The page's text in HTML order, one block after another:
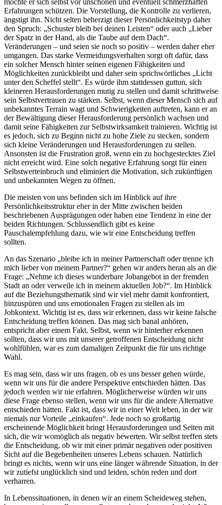
Erfahrungen schützen. Die Vorstellung, die Kontrolle zu verlieren,
ängstigt ihn. Nicht selten beherzigt dieser Persönlichkeitstyp daher
den Spruch: „Schuster bleib bei deinen Leisten“ oder auch „Lieber
der Spatz in der Hand, als die Taube auf dem Dach“.
Veränderungen – und seien sie noch so positiv – werden daher eher
umgangen. Das starke Vermeidungsverhalten sorgt oft dafür, dass
ein solcher Mensch hinter seinen eigenen Fähigkeiten und
Möglichkeiten zurückbleibt und daher sein sprichwörtliches „Licht
unter den Scheffel stellt“. Es würde ihm stattdessen guttun, sich
kleineren Herausforderungen mutig zu stellen und damit schrittweise
sein Selbstvertrauen zu stärken. Selbst, wenn dieser Mensch sich auf
unbekanntes Terrain wagt und Schwierigkeiten auftreten, kann er an
der Bewältigung dieser Herausforderung persönlich wachsen und
damit seine Fähigkeiten zur Selbstwirksamkeit trainieren. Wichtig ist
es jedoch, sich zu Beginn nicht zu hohe Ziele zu stecken, sondern
sich kleine Veränderungen und Herausforderungen zu stellen.
Ansonsten ist die Frustration groß, wenn ein zu hochgestecktes Ziel
nicht erreicht wird. Eine solch negative Erfahrung sorgt für einen
Selbstwerteinbruch und eliminiert die Motivation, sich zukünftigen
und unbekannten Wegen zu öffnen.
Die meisten von uns befinden sich im Hinblick auf ihre
Persönlichkeitsstruktur eher in der Mitte zwischen beiden
beschriebenen Ausprägungen oder haben eine Tendenz in eine der
beiden Richtungen. Schlussendlich gibt es keine
Pauschalempfehlung dazu, wie wir eine Entscheidung treffen
sollten.
An das Szenario „bleibe ich in meiner Partnerschaft oder trenne ich
mich lieber von meinem Partner?“ gehen wir anders heran als an die
Frage: „Nehme ich dieses wunderbare Jobangebot in der fremden
Stadt an oder verweile ich in meinem aktuellen Job?“. Im Hinblick
auf die Beziehungsthematik sind wir viel mehr damit konfrontiert,
hinzuspüren und uns emotionalen Fragen zu stellen als im
Jobkontext. Wichtig ist es, dass wir erkennen, dass wir keine falsche
Entscheidung treffen können. Das mag sich banal anhören,
entspricht aber einem Fakt. Selbst, wenn wir hinterher erkennen
sollten, dass wir uns mit unserer getroffenen Entscheidung nicht
wohlfühlen, war es zum damaligen Zeitpunkt die für uns richtige
Wahl.
Es mag sein, dass wir uns fragen, ob es uns besser gehen würde,
wenn wir uns für die andere Perspektive entschieden hätten. Das
jedoch werden wir nie erfahren. Möglicherweise würden wir uns
diese Frage ebenso stellen, wenn wir uns für die andere Alternative
entschieden hätten. Fakt ist, dass wir in einer Welt leben, in der wir
niemals nur Vorteile „einkaufen“. Jede noch so großartig
erscheinende Möglichkeit bringt Herausforderungen und Seiten mit
sich, die wir womöglich als negativ bewerten. Wir selbst treffen stets
die Entscheidung, ob wir mit einer primär negativen oder positiven
Sicht auf die Begebenheiten unseres Lebens schauen. Natürlich
bringt es nichts, wenn wir uns eine länger währende Situation, in der
wir zutiefst unglücklich sind und leiden, schön reden und dort
verharren.
In Lebenssituationen, in denen wir an einem Scheideweg stehen,